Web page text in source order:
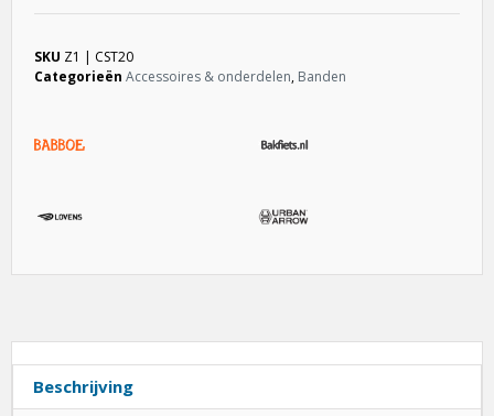
SKU Z1 | CST20
Categorieën Accessoires & onderdelen, Banden
Beschrijving